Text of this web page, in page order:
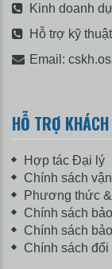
Kinh doanh
Hỗ trợ kỹ
Email:
HỖ TRỢ
Hợp tác Đại lý
Chính sách
Phương thức
Chính sách
Chính sách
Chính sách đổi